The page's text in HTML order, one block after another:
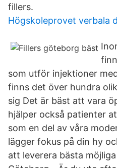
fillers.
Högskoleprovet verbala
som utför injektioner
finns det över hundra
sig Det är bäst att vara
hjälper också patienter
som en del av våra
lägger fokus på din hy
att leverera bästa